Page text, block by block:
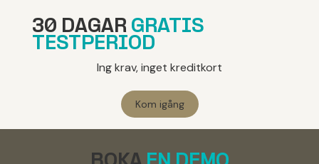
30 DAGAR GRATIS
TESTPERIOD
Ing krav, inget kreditkort
Kom igång